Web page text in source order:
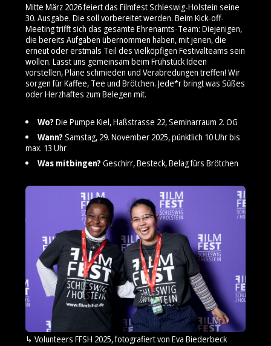
Mitte März 2026 feiert das Filmfest Schleswig-Holstein seine
30. Ausgabe. Die soll vorbereitet werden. Beim Kick-off-
Meeting trifft sich das gesamte Ehrenamts-Team: Diejenigen,
die bereits Aufgaben übernommen haben, mit jenen, die
erneut oder erstmals Teil des vielköpfigen Festivalteams sein
wollen. Lasst uns gemeinsam beim Frühstück Ideen
vorstellen, Pläne schmieden und Verabredungen treffen! Wir
sorgen für Kaffee, Tee und Brötchen. Jede*r bringt was Süßes
oder Herzhaftes zum Belegen mit.
Wo? Die Pumpe Kiel, Haßstrasse 22, Seminarraum 2. OG
Wann? Samstag, 29. November 2025, pünktlich 10 Uhr bis
max. 13 Uhr
Was mitbingen? Geschirr, Besteck, Belag fürs Brötchen
Volunteers FFSH 2025, fotografiert von Eva Biederbeck